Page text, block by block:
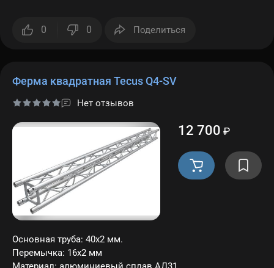
0 0 Поделиться
Ферма квадратная Tecus Q4-SV
Нет отзывов
12 700 ₽
Основная труба: 40х2 мм.
Перемычка: 16х2 мм